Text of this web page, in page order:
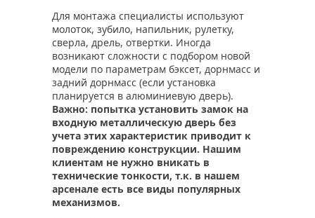
Для монтажа специалисты используют
молоток, зубило, напильник, рулетку,
сверла, дрель, отвертки. Иногда
возникают сложности с подбором новой
модели по параметрам бэксет, дорнмасс и
задний дорнмасс (если установка
планируется в алюминиевую дверь).
Важно: попытка установить замок на
входную металлическую дверь без
учета этих характеристик приводит к
повреждению конструкции. Нашим
клиентам не нужно вникать в
технические тонкости, т.к. в нашем
арсенале есть все виды популярных
механизмов.